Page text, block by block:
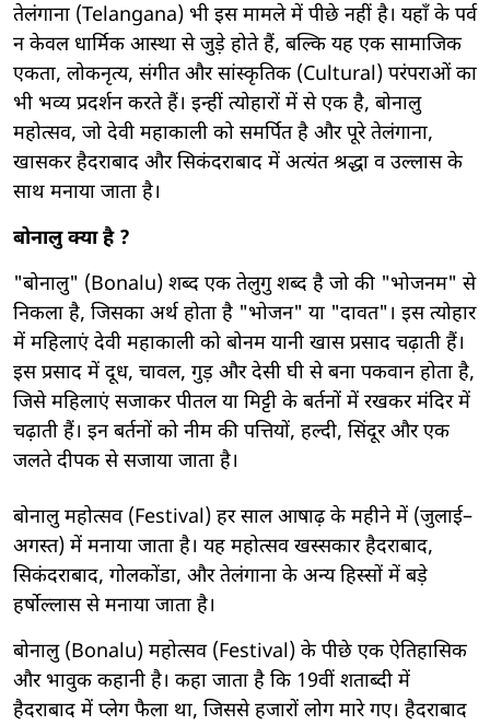
तेलंगाना (Telangana) भी इस मामले में पीछे नहीं है। यहाँ के पर्व
न केवल धार्मिक आस्था से जुड़े होते हैं, बल्कि यह एक सामाजिक
एकता, लोकनृत्य, संगीत और सांस्कृतिक (Cultural) परंपराओं का
भी भव्य प्रदर्शन करते हैं। इन्हीं त्योहारों में से एक है, बोनालु
महोत्सव, जो देवी महाकाली को समर्पित है और पूरे तेलंगाना,
खासकर हैदराबाद और सिकंदराबाद में अत्यंत श्रद्धा व उल्लास के
साथ मनाया जाता है।
बोनालु क्या है ?
"बोनालु" (Bonalu) शब्द एक तेलुगु शब्द है जो की "भोजनम" से
निकला है, जिसका अर्थ होता है "भोजन" या "दावत"। इस त्योहार
में महिलाएं देवी महाकाली को बोनम यानी खास प्रसाद चढ़ाती हैं।
इस प्रसाद में दूध, चावल, गुड़ और देसी घी से बना पकवान होता है,
जिसे महिलाएं सजाकर पीतल या मिट्टी के बर्तनों में रखकर मंदिर में
चढ़ाती हैं। इन बर्तनों को नीम की पत्तियों, हल्दी, सिंदूर और एक
जलते दीपक से सजाया जाता है।
बोनालु महोत्सव (Festival) हर साल आषाढ़ के महीने में (जुलाई–
अगस्त) में मनाया जाता है। यह महोत्सव खस्सकार हैदराबाद,
सिकंदराबाद, गोलकोंडा, और तेलंगाना के अन्य हिस्सों में बड़े
हर्षोल्लास से मनाया जाता है।
बोनालु (Bonalu) महोत्सव (Festival) के पीछे एक ऐतिहासिक
और भावुक कहानी है। कहा जाता है कि 19वीं शताब्दी में
हैदराबाद में प्लेग फैला था, जिससे हजारों लोग मारे गए। हैदराबाद